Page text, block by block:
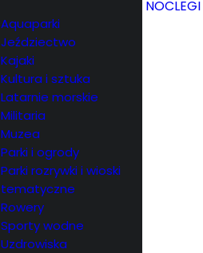
Aquaparki
Jeździectwo
Kajaki
Kultura i sztuka
Latarnie morskie
Militaria
Muzea
Parki i ogrody
Parki rozrywki i wioski
tematyczne
Rowery
Sporty wodne
Uzdrowiska
NOCLEGI